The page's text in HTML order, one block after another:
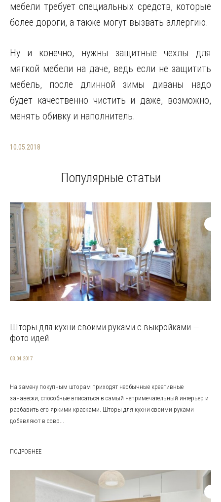
мебели требует специальных средств, которые
более дороги, а также могут вызвать аллергию.
Ну и конечно, нужны защитные чехлы для
мягкой мебели на даче, ведь если не защитить
мебель, после длинной зимы диваны надо
будет качественно чистить и даже, возможно,
менять обивку и наполнитель.
10.05.2018
Популярные статьи
Шторы для кухни своими руками с выкройками —
фото идей
03.04.2017
На замену покупным шторам приходят необычные креативные
занавески, способные вписаться в самый непримечательный интерьер и
разбавить его яркими красками. Шторы для кухни своими руками
добавляют в совр...
ПОДРОБНЕЕ